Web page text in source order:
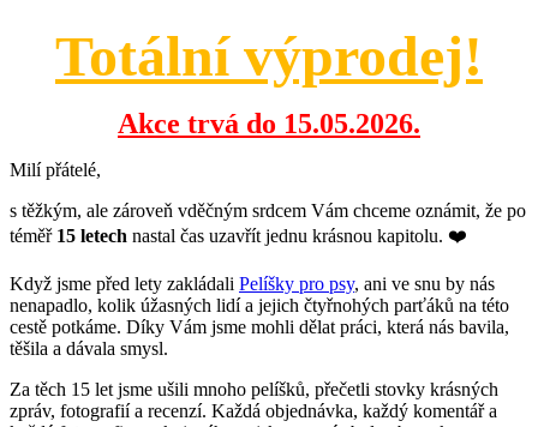
Totální výprodej!
Akce trvá do 15.05.2026.
Milí přátelé,
s těžkým, ale zároveň vděčným srdcem Vám chceme oznámit, že po
téměř 15 letech nastal čas uzavřít jednu krásnou kapitolu. ❤️
Když jsme před lety zakládali Pelíšky pro psy, ani ve snu by nás
nenapadlo, kolik úžasných lidí a jejich čtyřnohých parťáků na této
cestě potkáme. Díky Vám jsme mohli dělat práci, která nás bavila,
těšila a dávala smysl.
Za těch 15 let jsme ušili mnoho pelíšků, přečetli stovky krásných
zpráv, fotografií a recenzí. Každá objednávka, každý komentář a